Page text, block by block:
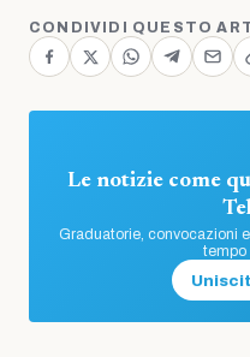
CONDIVIDI QUESTO
Le notizie come
Graduatorie, convocazioni
tempo